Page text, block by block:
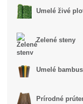
Umelé živé
Zelené steny
Umelé
Prírodné